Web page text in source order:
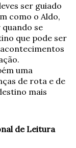
ser guiado
como o Aldo,
se
que pode ser
uma
de rota e de
mais
de Leitura